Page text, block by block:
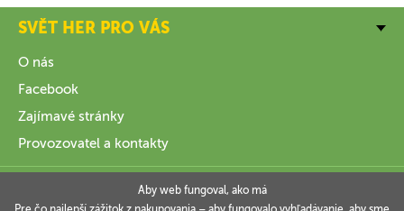
SVĚT HER PRO VÁS
O nás
Facebook
Zajímavé stránky
Provozovatel a kontakty
Aby web fungoval, ako má